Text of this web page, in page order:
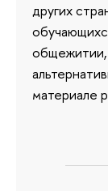
других
общежитии,
материале